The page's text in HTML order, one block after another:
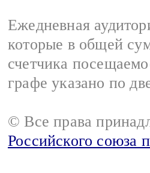
Ежедневная
которые в общей
счетчика
графе указано по
© Все права
Российского союза